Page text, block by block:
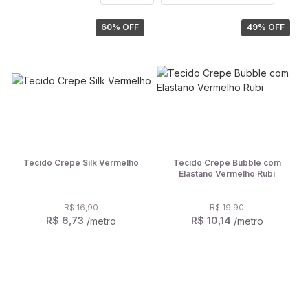
60% OFF
Tecido Crepe Silk Vermelho
R$ 16,90
R$ 6,73 /metro
49% OFF
Tecido Crepe Bubble com
Elastano Vermelho Rubi
R$ 19,90
R$ 10,14 /metro